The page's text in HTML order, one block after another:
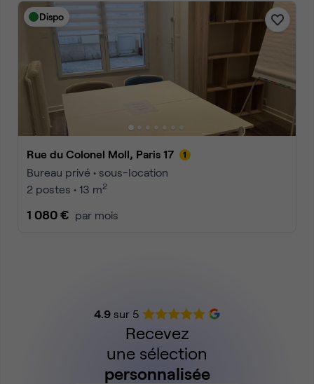
Dispo
Rue du Colonel Moll, Paris 17
Bureau privé • sous-location
2 postes • 13 m2
1 080 € par mois
4.9sur 5
Recevez
une sélection
personnalisée